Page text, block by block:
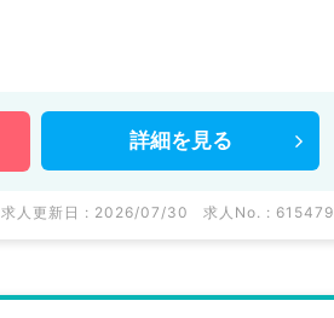
詳細を 見る
求人更新日 : 2026/07/30 求人No. : 615479